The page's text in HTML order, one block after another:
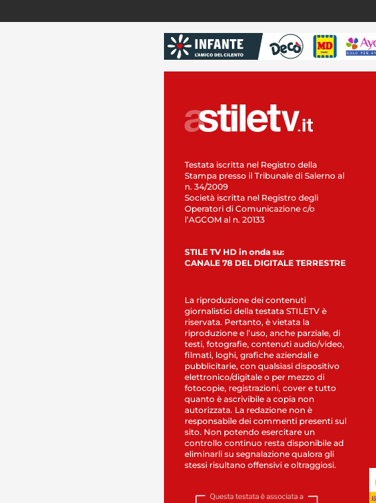
Testata iscritta nel Registro della
Stampa presso il Tribunale di Salerno al
n. 34/2009
Società iscritta nel Registro degli
Operatori di Comunicazione c/o
l’AGCOM al n. 20133
STILE TV HD in onda su:
CANALE 78 DEL DIGITALE TERRESTRE
La riproduzione dei contenuti
giornalistici della testata STILETV è
riservata. Pertanto, è vietata la
riproduzione e l’uso, anche parziale, di
testi, fotografie, contenuti audio/video,
filmati, loghi, grafiche aziendali e
pubblicitarie, con qualsiasi dispositivo
elettronico/digitale o per mezzo di
fotocopie, registrazioni, cover e tutto
quanto è ascrivibile a copia non
autorizzata. La redazione non è
responsabile dei commenti presenti sul
sito. Non potendo esercitare un
controllo continuo resta disponibile ad
eliminarli su segnalazione qualora gli
stessi risultano offensivi e oltraggiosi.